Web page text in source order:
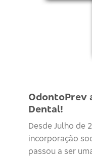
OdontoPrev
Dental!
Desde Julho de
incorporação
passou a ser